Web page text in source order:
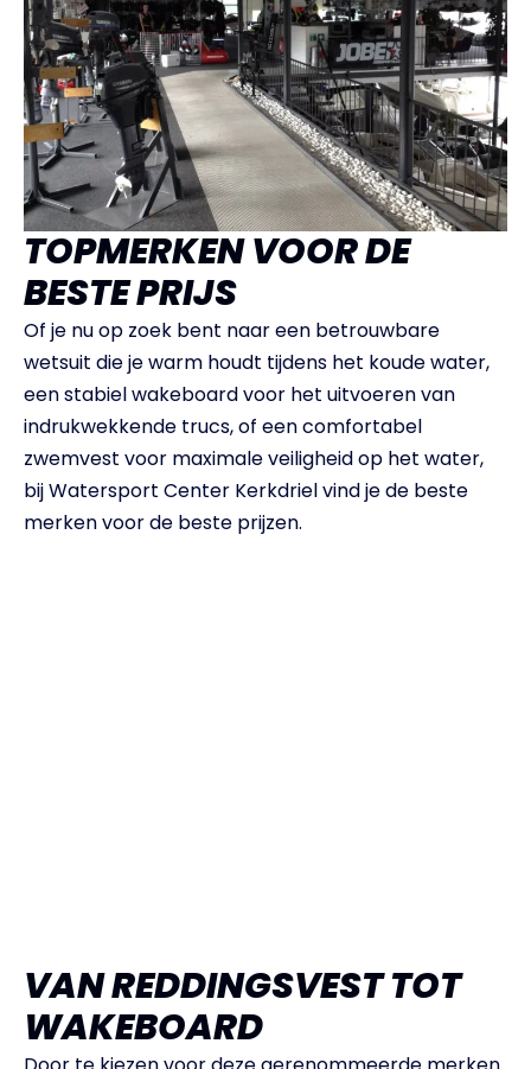
TOPMERKEN VOOR DE
BESTE PRIJS
Of je nu op zoek bent naar een betrouwbare
wetsuit die je warm houdt tijdens het koude water,
een stabiel wakeboard voor het uitvoeren van
indrukwekkende trucs, of een comfortabel
zwemvest voor maximale veiligheid op het water,
bij Watersport Center Kerkdriel vind je de beste
merken voor de beste prijzen.
VAN REDDINGSVEST TOT
WAKEBOARD